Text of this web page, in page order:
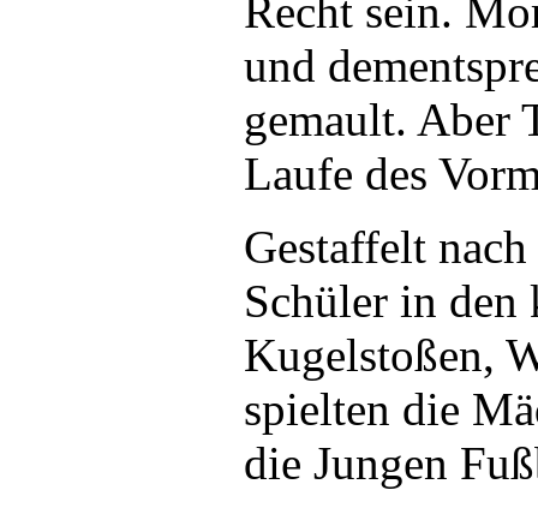
Recht sein.
und
gemault. Aber
Laufe des
Gestaffelt
Schüler in den
Kugelstoßen,
spielten die
die Jungen